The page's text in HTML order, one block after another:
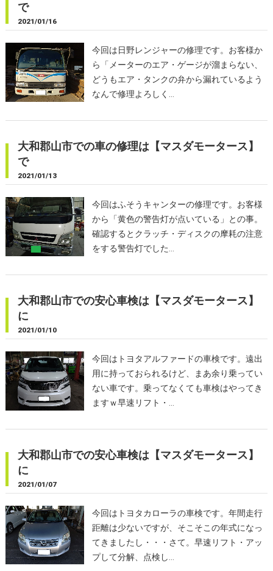
で
2021/01/16
今回は日野レンジャーの修理です。お客様か
ら「メーターのエア・ゲージが溜まらない、
どうもエア・タンクの弁から漏れているよう
なんで修理よろしく…
大和郡山市での車の修理は【マスダモータース】
で
2021/01/13
今回はふそうキャンターの修理です。お客様
から「黄色の警告灯が点いている」との事。
確認するとクラッチ・ディスクの摩耗の注意
をする警告灯でした…
大和郡山市での安心車検は【マスダモータース】
に
2021/01/10
今回はトヨタアルファードの車検です。遠出
用に持っておられるけど、まあ余り乗ってい
ない車です。乗ってなくても車検はやってき
ますｗ早速リフト・…
大和郡山市での安心車検は【マスダモータース】
に
2021/01/07
今回はトヨタカローラの車検です。年間走行
距離は少ないですが、そこそこの年式になっ
てきましたし・・・さて。早速リフト・アッ
プして分解、点検し…